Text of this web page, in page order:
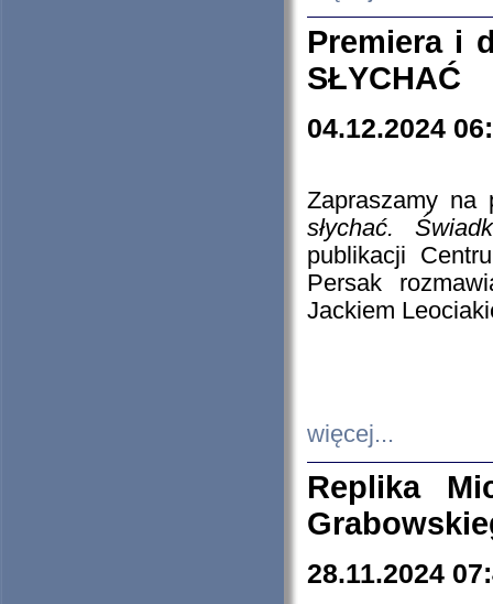
Premiera i
SŁYCHAĆ
04.12.2024
Zapraszamy
słychać.
publikacji
Persak
Jackiem
więcej...
Replika
28.11.2024